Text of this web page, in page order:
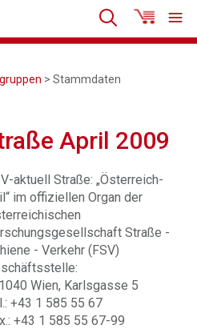
> Stammdaten
April 2009
aktuell Straße: „Österreich-
im offiziellen Organ der
Straße -
- Verkehr (FSV)
Wien, Karlsgasse 5
+43 1 585 55 67
+43 1 585 55 67-99